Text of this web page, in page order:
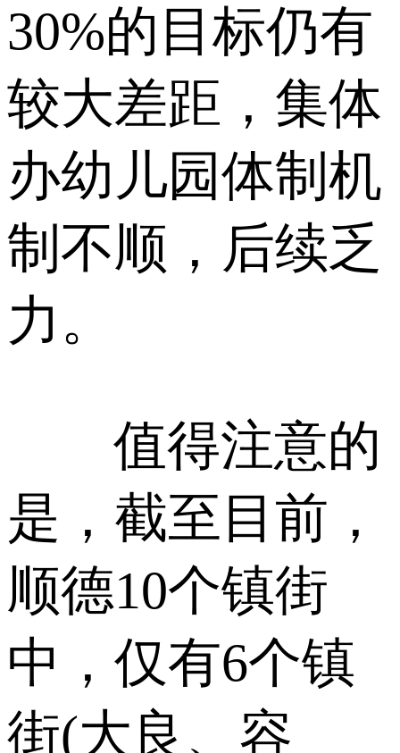
30%的目标仍有
较大差距，集体
办幼儿园体制机
制不顺，后续乏
力。
值得注意的
是，截至目前，
顺德10个镇街
中，仅有6个镇
街(大良、容